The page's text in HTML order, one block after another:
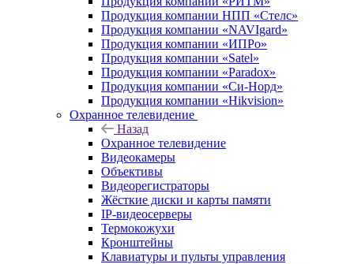
Продукция компании НПП «Стелс»
Продукция компании «NAVIgard»
Продукция компании «ИПРо»
Продукция компании «Satel»
Продукция компании «Paradox»
Продукция компании «Си-Норд»
Продукция компании «Hikvision»
Охранное телевидение
Назад
Охранное телевидение
Видеокамеры
Объективы
Видеорегистраторы
Жёсткие диски и карты памяти
IP-видеосерверы
Термокожухи
Кронштейны
Клавиатуры и пульты управления